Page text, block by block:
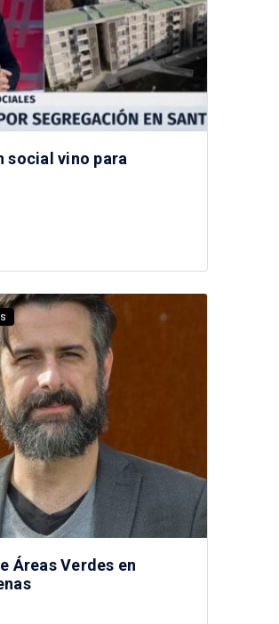
social vino para
Áreas Verdes en